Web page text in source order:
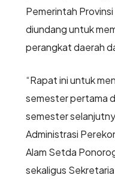
Pemerintah
diundang untuk
perangkat daerah
“Rapat ini untuk
semester pertama
semester
Administrasi
Alam Setda
sekaligus